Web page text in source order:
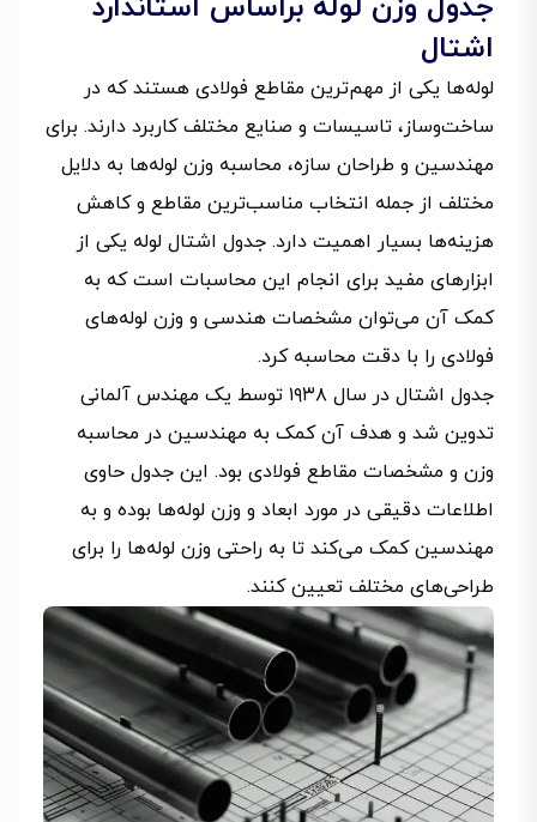
اشتال
لوله‌ها یکی از مهم‌ترین مقاطع فولادی هستند که در
ساخت‌وساز، تاسیسات و صنایع مختلف کاربرد دارند. برای
مهندسین و طراحان سازه، محاسبه وزن لوله‌ها به دلایل
مختلف از جمله انتخاب مناسب‌ترین مقاطع و کاهش
هزینه‌ها بسیار اهمیت دارد. جدول اشتال لوله یکی از
ابزارهای مفید برای انجام این محاسبات است که به
کمک آن می‌توان مشخصات هندسی و وزن لوله‌های
فولادی را با دقت محاسبه کرد.
جدول اشتال در سال ۱۹۳۸ توسط یک مهندس آلمانی
تدوین شد و هدف آن کمک به مهندسین در محاسبه
وزن و مشخصات مقاطع فولادی بود. این جدول حاوی
اطلاعات دقیقی در مورد ابعاد و وزن لوله‌ها بوده و به
مهندسین کمک می‌کند تا به راحتی وزن لوله‌ها را برای
طراحی‌های مختلف تعیین کنند.